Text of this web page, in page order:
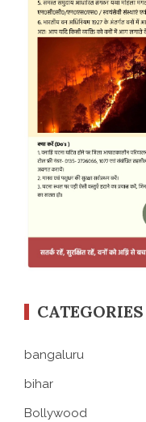
CATEGORIES
bangaluru
bihar
Bollywood